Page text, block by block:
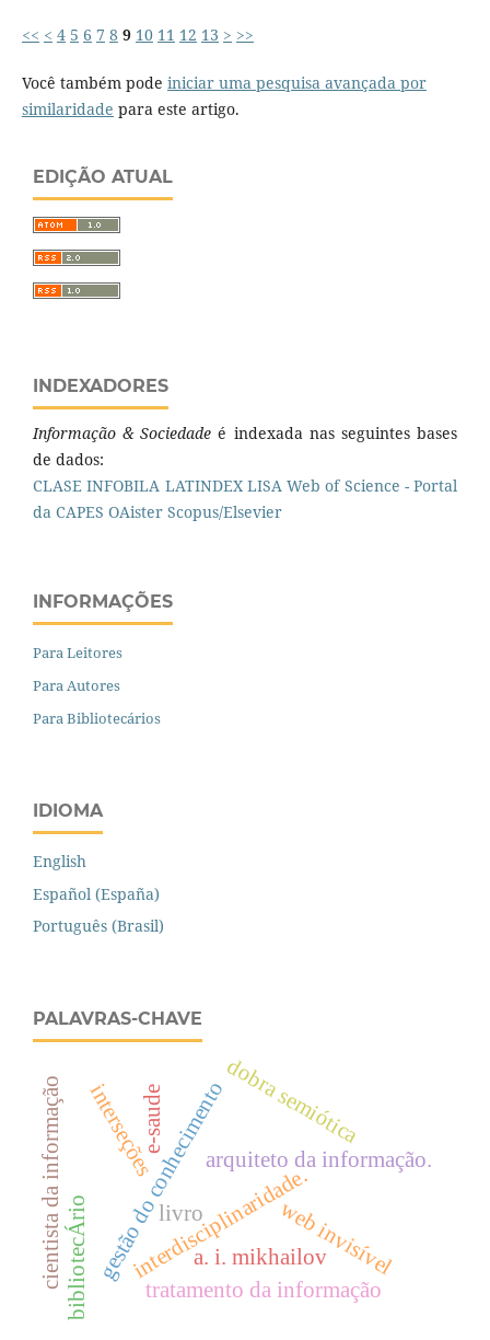
<< < 4 5 6 7 8 9 10 11 12 13 > >>
Você também pode iniciar uma pesquisa avançada por
similaridade para este artigo.
EDIÇÃO ATUAL
INDEXADORES
Informação & Sociedadeé indexada nas seguintes bases
de dados:
CLASE INFOBILA LATINDEX LISA Web of Science - Portal
da CAPES OAister Scopus/Elsevier
INFORMAÇÕES
Para Leitores
Para Autores
Para Bibliotecários
IDIOMA
English
Español (España)
Português (Brasil)
PALAVRAS-CHAVE
gestão do conhecimento
interdisciplinaridade.
arquiteto da informação.
interseções
a. i. mikhailov
livro
bibliotecÁrio
cientista da informação web invisível
dobra semiótica
tratamento da informação
e-saude